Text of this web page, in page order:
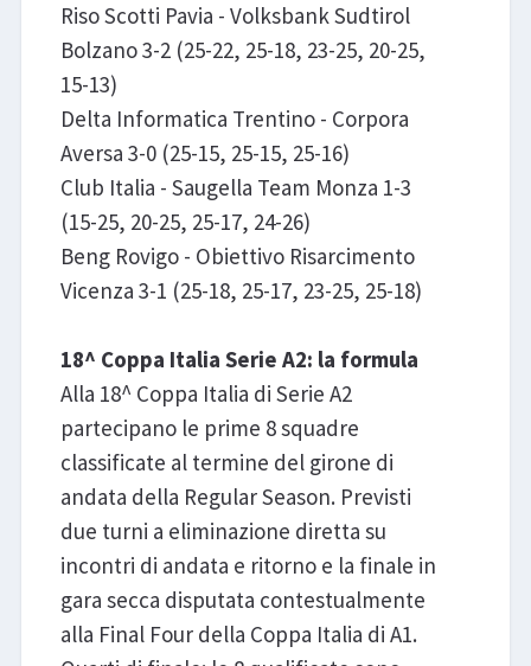
Riso Scotti Pavia - Volksbank Sudtirol
Bolzano 3-2 (25-22, 25-18, 23-25, 20-25,
15-13)
Delta Informatica Trentino - Corpora
Aversa 3-0 (25-15, 25-15, 25-16)
Club Italia - Saugella Team Monza 1-3
(15-25, 20-25, 25-17, 24-26)
Beng Rovigo - Obiettivo Risarcimento
Vicenza 3-1 (25-18, 25-17, 23-25, 25-18)
18^ Coppa Italia Serie A2: la formula
Alla 18^ Coppa Italia di Serie A2
partecipano le prime 8 squadre
classificate al termine del girone di
andata della Regular Season. Previsti
due turni a eliminazione diretta su
incontri di andata e ritorno e la finale in
gara secca disputata contestualmente
alla Final Four della Coppa Italia di A1.